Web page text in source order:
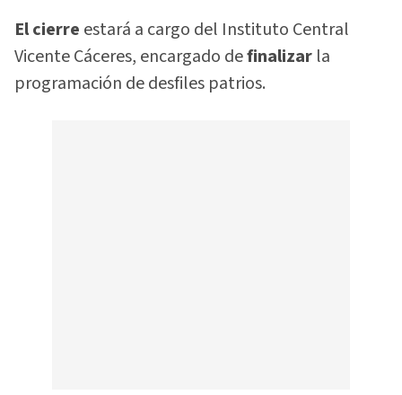
El cierre estará a cargo del Instituto Central
Vicente Cáceres, encargado definalizar la
programación de desfiles patrios.